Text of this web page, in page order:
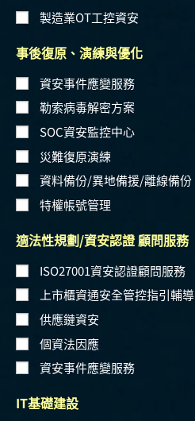
製造業OT工控資安
事後復原、演練與優化
資安事件應變服務
勒索病毒解密方案
SOC資安監控中心
災難復原演練
資料備份/異地備援/離線備份
特權帳號管理
適法性規劃/資安認證 顧問服務
ISO27001資安認證顧問服務
上市櫃資通安全管控指引輔導
供應鏈資安
個資法因應
資安事件應變服務
IT基礎建設